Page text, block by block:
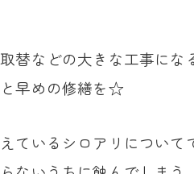
替などの大きな工事にな
早めの修繕を☆
ているシロアリについて